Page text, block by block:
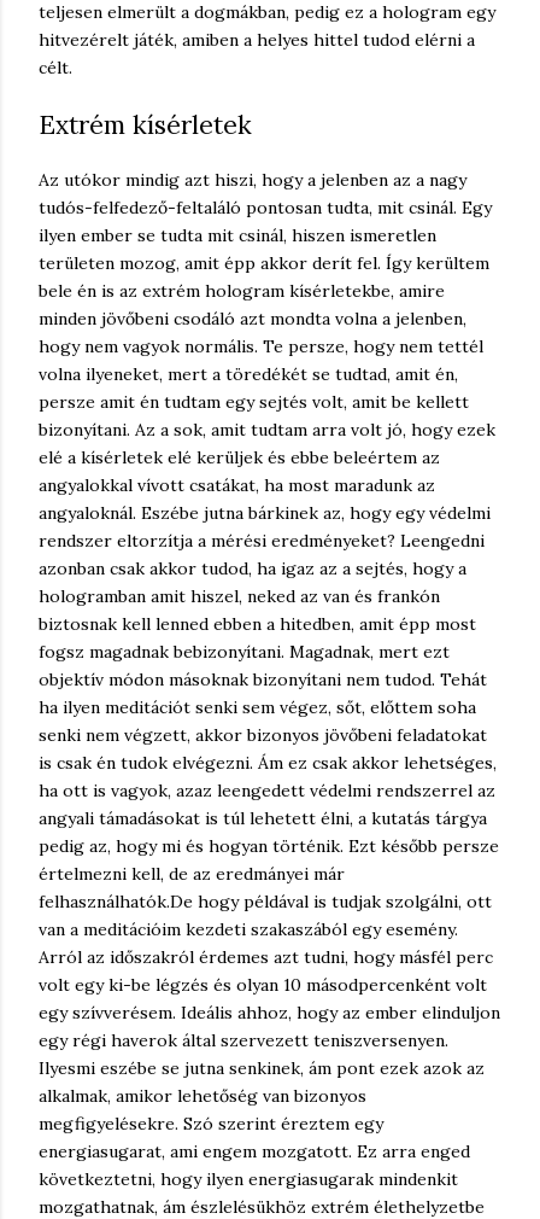
teljesen elmerült a dogmákban, pedig ez a hologram egy
hitvezérelt játék, amiben a helyes hittel tudod elérni a
célt.
Extrém kísérletek
Az utókor mindig azt hiszi, hogy a jelenben az a nagy
tudós-felfedező-feltaláló pontosan tudta, mit csinál. Egy
ilyen ember se tudta mit csinál, hiszen ismeretlen
területen mozog, amit épp akkor derít fel. Így kerültem
bele én is az extrém hologram kísérletekbe, amire
minden jövőbeni csodáló azt mondta volna a jelenben,
hogy nem vagyok normális. Te persze, hogy nem tettél
volna ilyeneket, mert a töredékét se tudtad, amit én,
persze amit én tudtam egy sejtés volt, amit be kellett
bizonyítani. Az a sok, amit tudtam arra volt jó, hogy ezek
elé a kísérletek elé kerüljek és ebbe beleértem az
angyalokkal vívott csatákat, ha most maradunk az
angyaloknál. Eszébe jutna bárkinek az, hogy egy védelmi
rendszer eltorzítja a mérési eredményeket? Leengedni
azonban csak akkor tudod, ha igaz az a sejtés, hogy a
hologramban amit hiszel, neked az van és frankón
biztosnak kell lenned ebben a hitedben, amit épp most
fogsz magadnak bebizonyítani. Magadnak, mert ezt
objektív módon másoknak bizonyítani nem tudod. Tehát
ha ilyen meditációt senki sem végez, sőt, előttem soha
senki nem végzett, akkor bizonyos jövőbeni feladatokat
is csak én tudok elvégezni. Ám ez csak akkor lehetséges,
ha ott is vagyok, azaz leengedett védelmi rendszerrel az
angyali támadásokat is túl lehetett élni, a kutatás tárgya
pedig az, hogy mi és hogyan történik. Ezt később persze
értelmezni kell, de az eredmányei már
felhasználhatók.De hogy példával is tudjak szolgálni, ott
van a meditációim kezdeti szakaszából egy esemény.
Arról az időszakról érdemes azt tudni, hogy másfél perc
volt egy ki-be légzés és olyan 10 másodpercenként volt
egy szívverésem. Ideális ahhoz, hogy az ember elinduljon
egy régi haverok által szervezett teniszversenyen.
Ilyesmi eszébe se jutna senkinek, ám pont ezek azok az
alkalmak, amikor lehetőség van bizonyos
megfigyelésekre. Szó szerint éreztem egy
energiasugarat, ami engem mozgatott. Ez arra enged
következtetni, hogy ilyen energiasugarak mindenkit
mozgathatnak, ám észlelésükhöz extrém élethelyzetbe